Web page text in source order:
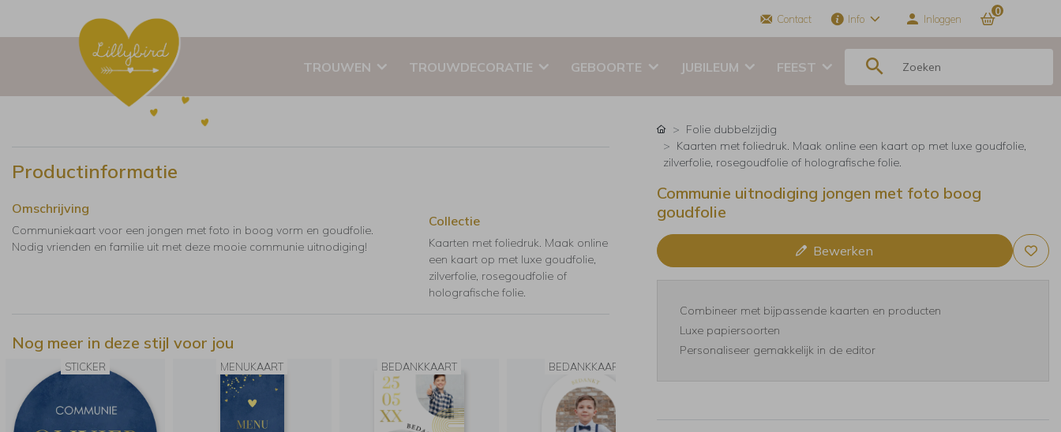
Contact Info Inloggen
0
TROUWEN TROUWDECORATIE GEBOORTE JUBILEUM FEEST
Productinformatie
Omschrijving
Communiekaart voor een jongen met foto in boog vorm en goudfolie.
Nodig vrienden en familie uit met deze mooie communie uitnodiging!
Collectie
Kaarten met foliedruk. Maak online
een kaart op met luxe goudfolie,
zilverfolie, rosegoudfolie of
holografische folie.
Nog meer in deze stijl voor jou
STICKER MENUKAART BEDANKKAART BEDANKKAART
Folie dubbelzijdig
Kaarten met foliedruk. Maak online een kaart op met luxe goudfolie,
zilverfolie, rosegoudfolie of holografische folie.
Communie uitnodiging jongen met foto boog
goudfolie
Bewerken
Combineer met bijpassende kaarten en producten
Luxe papiersoorten
Personaliseer gemakkelijk in de editor